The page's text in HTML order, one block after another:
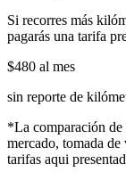
Si recorres más
pagarás una tarifa
$480 al mes
sin reporte de
*La comparación de
mercado, tomada
tarifas aqui